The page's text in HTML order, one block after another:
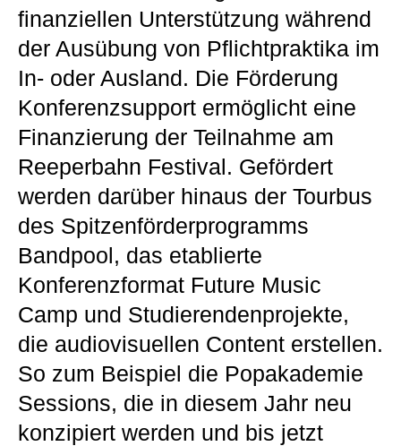
finanziellen Unterstützung während
der Ausübung von Pflichtpraktika im
In- oder Ausland. Die Förderung
Konferenzsupport ermöglicht eine
Finanzierung der Teilnahme am
Reeperbahn Festival. Gefördert
werden darüber hinaus der Tourbus
des Spitzenförderprogramms
Bandpool, das etablierte
Konferenzformat Future Music
Camp und Studierendenprojekte,
die audiovisuellen Content erstellen.
So zum Beispiel die Popakademie
Sessions, die in diesem Jahr neu
konzipiert werden und bis jetzt